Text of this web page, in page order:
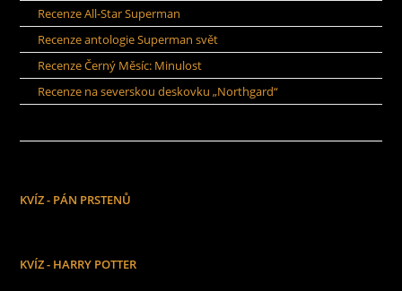
Recenze All-Star Superman
Recenze antologie Superman svět
Recenze Černý Měsíc: Minulost
Recenze na severskou deskovku „Northgard“
KVÍZ - PÁN PRSTENŮ
KVÍZ - HARRY POTTER